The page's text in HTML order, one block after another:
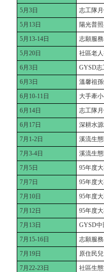
5月3日
志工隊
5月13日
陽光普
5月13-14日
志願服
5月20日
社區老
6月3日
GYSD志
6月3日
溫馨祖
6月10-11日
大手牽
6月14日
志工隊
6月17日
深耕水
7月1-2日
溪流生
7月3-4日
溪流生
7月5日
95年度
7月7日
95年度
7月10日
95年度
7月12日
95年度
7月13日
GYSD中
7月15-16日
志願服
7月19日
原住民
7月22-23日
社區生